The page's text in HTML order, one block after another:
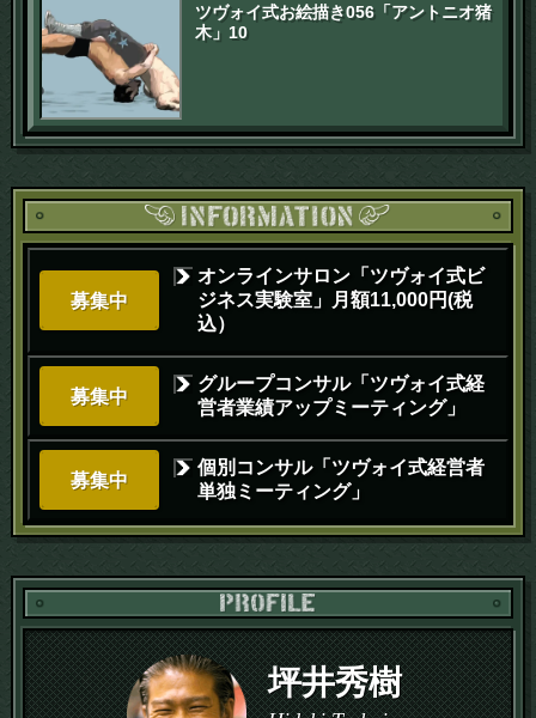
ツヴォイ式お絵描き056「アントニオ猪
木」10
募集中
オンラインサロン「ツヴォイ式ビ
ジネス実験室」月額11,000円(税
込）
募集中
グループコンサル「ツヴォイ式経
営者業績アップミーティング」
募集中
個別コンサル「ツヴォイ式経営者
単独ミーティング」
坪井秀樹